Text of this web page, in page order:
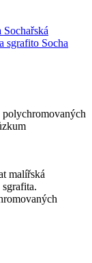
Sochařská
sgrafito Socha
polychromovaných
malířská